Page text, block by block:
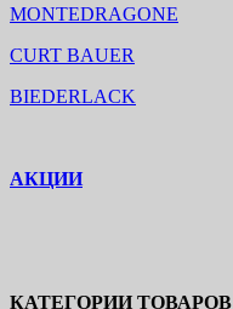
MONTEDRAGONE
CURT BAUER
BIEDERLACK
АКЦИИ
КАТЕГОРИИ ТОВАРОВ